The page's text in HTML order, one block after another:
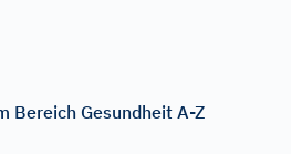
Bereich Gesundheit A-Z